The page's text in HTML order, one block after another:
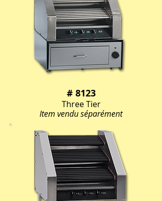
# 8123
Three Tier
Item vendu séparément